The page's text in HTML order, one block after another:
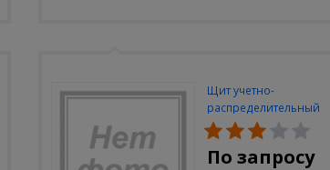
Щит учетно-
распределительный
встраиваемый ЭКФ
ЩРУВ-3/48 2-х дверный
31 (620х660х165)
По запросу